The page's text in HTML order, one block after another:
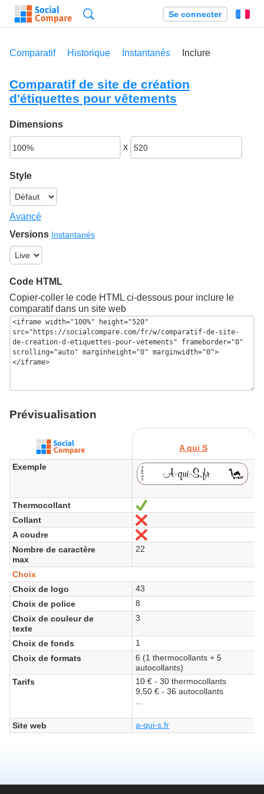
Se connecter
Comparatif Historique Instantanés Inclure
Comparatif de site de création
d'étiquettes pour vêtements
Dimensions
x
Style
Avancé
Versions Instantanés
Code HTML
Copier-coller le code HTML ci-dessous pour inclure le
comparatif dans un site web
Prévisualisation